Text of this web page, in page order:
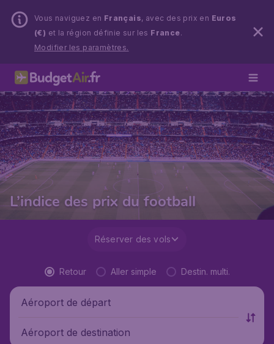
Vous naviguez en Français, avec des prix en Euros
(€) et la région définie sur les France.
Modifier les paramètres.
L’indice des prix du football
Réserver des vols
Retour Aller simple Destin. multi.
Aéroport de départ
Aéroport de destination